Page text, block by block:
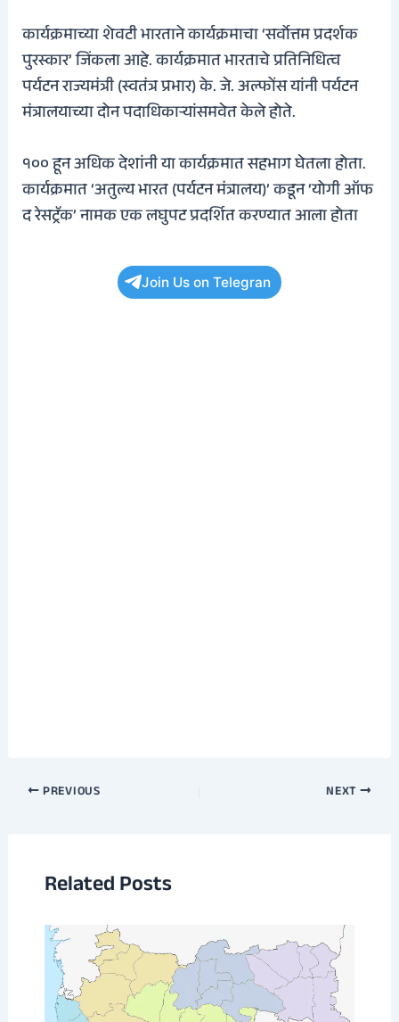
कार्यक्रमाच्या शेवटी भारताने कार्यक्रमाचा ‘सर्वोत्तम प्रदर्शक
पुरस्कार’ जिंकला आहे. कार्यक्रमात भारताचे प्रतिनिधित्व
पर्यटन राज्यमंत्री (स्वतंत्र प्रभार) के. जे. अल्फोंस यांनी पर्यटन
मंत्रालयाच्या दोन पदाधिकार्‍यांसमवेत केले होते.
१०० हून अधिक देशांनी या कार्यक्रमात सहभाग घेतला होता.
कार्यक्रमात ‘अतुल्य भारत (पर्यटन मंत्रालय)’ कडून ‘योगी ऑफ
द रेसट्रॅक’ नामक एक लघुपट प्रदर्शित करण्यात आला होता
Join Us on Telegran
Post PREVIOUS NEXT
Related Posts